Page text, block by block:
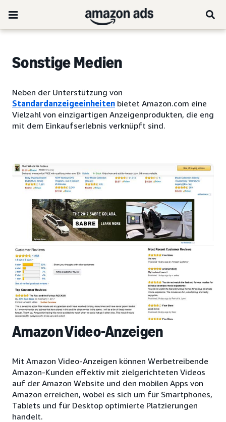
Sonstige Medien
Neben der Unterstützung von
Standardanzeigeeinheiten bietet Amazon.com eine
Vielzahl von einzigartigen Anzeigenprodukten, die eng
mit dem Einkaufserlebnis verknüpft sind.
Amazon Video-Anzeigen
Mit Amazon Video-Anzeigen können Werbetreibende
Amazon-Kunden effektiv mit zielgerichteten Videos
auf der Amazon Website und den mobilen Apps von
Amazon erreichen, wobei es sich um für Smartphones,
Tablets und für Desktop optimierte Platzierungen
handelt.